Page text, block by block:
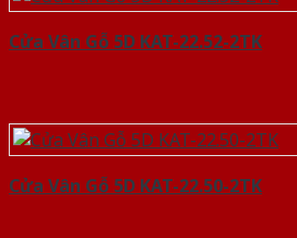
Cửa Vân Gỗ 5D KAT-22.52-2TK
Cửa Vân Gỗ 5D KAT-22.50-2TK